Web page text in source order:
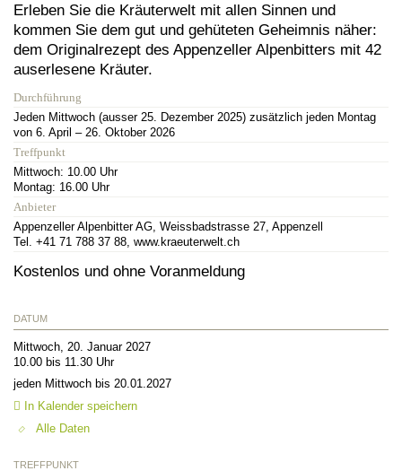
Erleben Sie die Kräuterwelt mit allen Sinnen und
kommen Sie dem gut und gehüteten Geheimnis näher:
dem Originalrezept des Appenzeller Alpenbitters mit 42
auserlesene Kräuter.
Durchführung
Jeden Mittwoch (ausser 25. Dezember 2025) zusätzlich jeden Montag
von 6. April – 26. Oktober 2026
Treffpunkt
Mittwoch: 10.00 Uhr
Montag: 16.00 Uhr
Anbieter
Appenzeller Alpenbitter AG, Weissbadstrasse 27, Appenzell
Tel. +41 71 788 37 88, www.kraeuterwelt.ch
Kostenlos und ohne Voranmeldung
DATUM
Mittwoch, 20. Januar 2027
10.00 bis 11.30 Uhr
jeden Mittwoch bis 20.01.2027
In Kalender speichern
Alle Daten
TREFFPUNKT